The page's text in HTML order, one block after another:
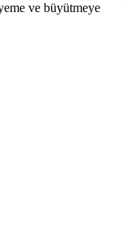
ve büyütmeye